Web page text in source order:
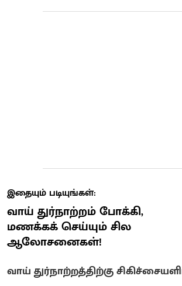
இதையும் படியுங்கள்:
வாய் துர்நாற்றம் போக்கி,
மணக்கக் செய்யும் சில
ஆலோசனைகள்!
வாய் துர்நாற்றத்திற்கு